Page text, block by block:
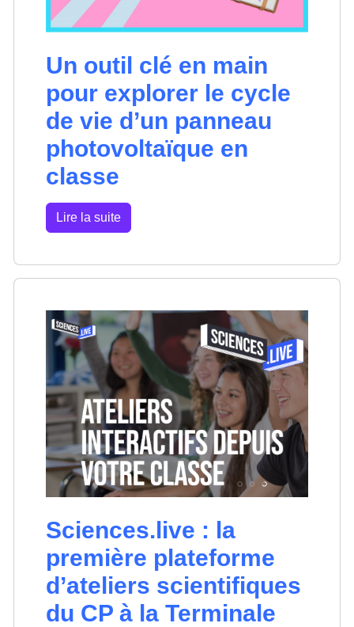
Un outil clé en main
pour explorer le cycle
de vie d’un panneau
photovoltaïque en
classe
Lire la suite
Sciences.live : la
première plateforme
d’ateliers scientifiques
du CP à la Terminale